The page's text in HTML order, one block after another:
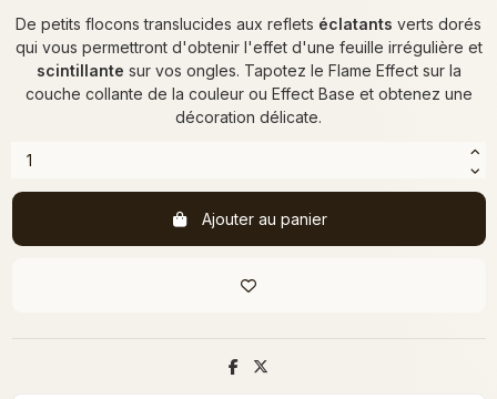
De petits flocons translucides aux reflets éclatants verts dorés
qui vous permettront d'obtenir l'effet d'une feuille irrégulière et
scintillante sur vos ongles. Tapotez le Flame Effect sur la
couche collante de la couleur ou Effect Base et obtenez une
décoration délicate.
Ajouter au panier